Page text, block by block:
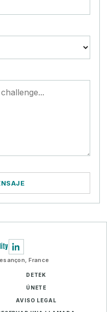
France
DETEK
ÚNETE
AVISO LEGAL